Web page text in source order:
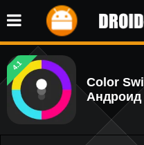
4.1
Color
Андроид